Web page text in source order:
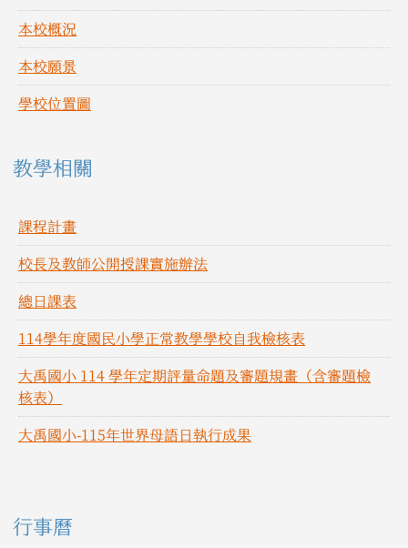
本校概況
本校願景
學校位置圖
教學相關
課程計畫
校長及教師公開授課實施辦法
總日課表
114學年度國民小學正常教學學校自我檢核表
大禹國小 114 學年定期評量命題及審題規畫（含審題檢
核表）
大禹國小-115年世界母語日執行成果
右邊區域內容
行事曆